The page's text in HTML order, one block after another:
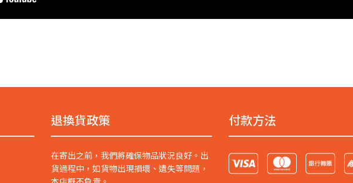
退換貨政策
在寄出之前，我們將確保物品狀況良好。出
貨過程中，如貨物出現損壞、遺失等問題，
付款方法